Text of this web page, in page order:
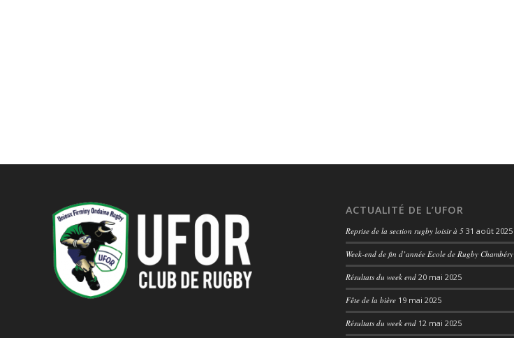
ACTUALITÉ DE L’UFOR
Reprise de la section rugby loisir à 5 31 août 2025
Week-end de fin d’année Ecole de Rugby Chambéry
Résultats du week end 20 mai 2025
Fête de la bière 19 mai 2025
Résultats du week end 12 mai 2025